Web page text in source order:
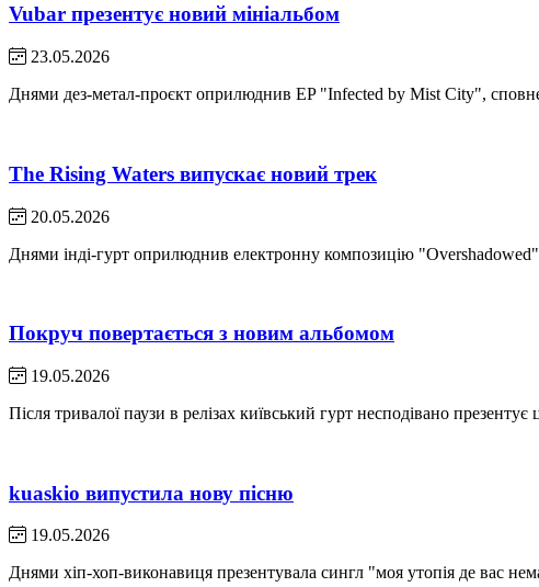
Vubar презентує новий мініальбом
23.05.2026
Днями дез-метал-проєкт оприлюднив EP "Infected by Mist City",
The Rising Waters випускає новий трек
20.05.2026
Днями інді-гурт оприлюднив електронну композицію
Покруч повертається з новим альбомом
19.05.2026
Після тривалої паузи в релізах київський гурт несподівано
kuaskio випустила нову пісню
19.05.2026
Днями хіп-хоп-виконавиця презентувала сингл "моя утопія де вас